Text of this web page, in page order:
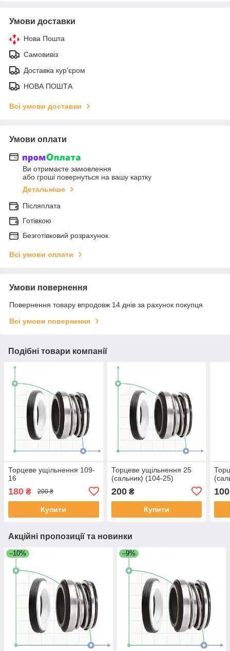
Умови доставки
Нова Пошта
Самовивіз
Доставка кур'єром
НОВА ПОШТА
Всі умови доставки
Умови оплати
Ви отримаєте замовлення
або гроші повернуться на вашу картку
Детальніше
Післяплата
Готівкою
Безготівковий розрахунок
Всі умови оплати
Умови повернення
Повернення товару впродовж 14 днів за рахунок покупця
Всі умови повернення
Подібні товари компанії
Торцеве ущільнення 109-
16
180 ₴ 200 ₴
Купити
Торцеве ущільнення 25
(сальник) (104-25)
200₴
Купити
100
Акційні пропозиції та новинки
–10% –9%